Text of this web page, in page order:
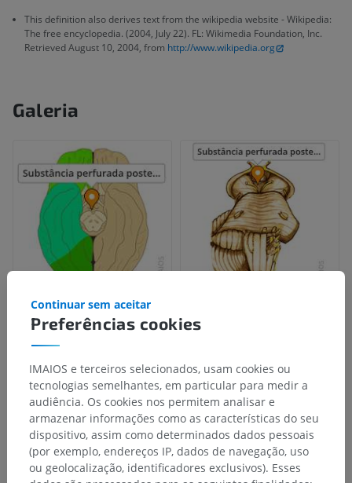
This definition also derives text from the wikipedia website - Wikipedia:
The free encyclopedia. (2004, July 22). FL: Wikimedia Foundation, Inc.
Retrieved August 10, 2004, from http://www.wikipedia.org
Galeria
Preferências cookies
Continuar sem aceitar
IMAIOS e terceiros selecionados, usam cookies ou
tecnologias semelhantes, em particular para medir a
audiência. Os cookies nos permitem analisar e
armazenar informações como as características do seu
dispositivo, assim como determinados dados pessoais
(por exemplo, endereços IP, dados de navegação, uso
ou geolocalização, identificadores exclusivos). Esses